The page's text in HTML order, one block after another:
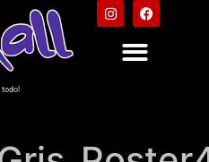
todo!